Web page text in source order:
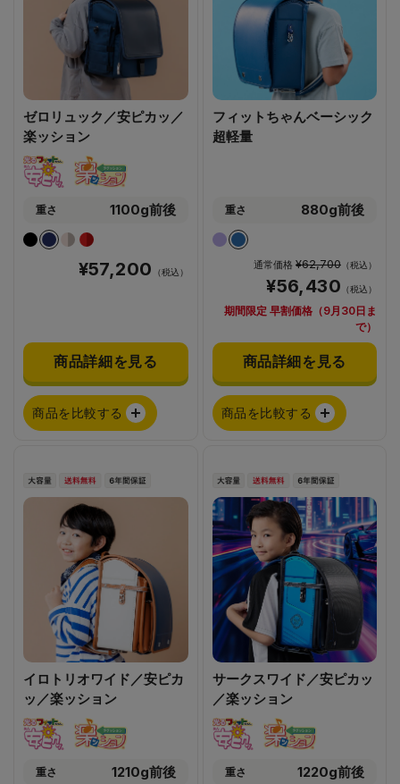
ゼロリュック／安ピカッ／
楽ッション
重さ 1100g前後
¥57,200 （税込）
商品詳細を見る
商品を比較する
フィットちゃんベーシック
超軽量
重さ 880g前後
通常価格 ¥62,700 （税込）
¥56,430 （税込）
期間限定 早割価格（9月30日ま
で）
商品詳細を見る
商品を比較する
イロトリオワイド／安ピカ
ッ／楽ッション
重さ 1210g前後
サークスワイド／安ピカッ
／楽ッション
重さ 1220g前後